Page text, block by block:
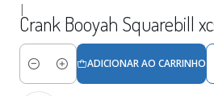
|
Crank Booyah Squarebill
Quantidade
ADICIONAR AO CARRINHO